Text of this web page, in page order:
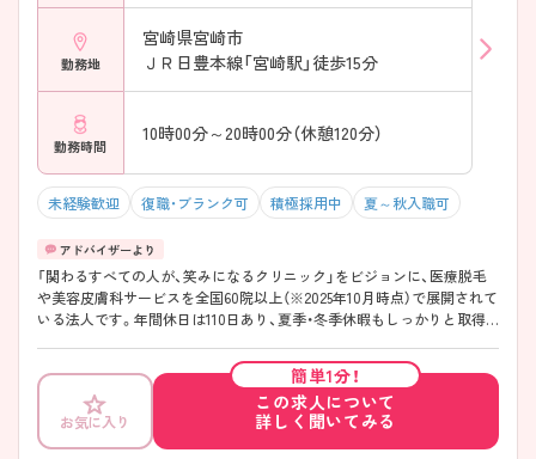
勤務地
宮崎県宮崎市
ＪＲ日豊本線「宮崎駅」徒歩15分
勤務時間
10時00分～20時00分（休憩120分）
未経験歓迎 復職・ブランク可 積極採用中 夏～秋入職可
「関わるすべての人が、笑みになるクリニック」をビジョンに、医療脱毛
や美容皮膚科サービスを全国60院以上（※2025年10月時点）で展開されて
いる法人です。年間休日は110日あり、夏季・冬季休暇もしっかりと取得
スタッフの8割以上が美容業界未経験からスタートしており、入職後は動
画研修や先輩によるマンツーマンの指導など、約1～2ヶ月かけてじっく
り学べる教育体制が整っています。産休・育休の取得・復帰実績も豊富
で、ライフステージの変化に合わせて長く安心してキャリアを築きたい
方にもおすすめです。さらに、最大90％OFFの職員割引制度や社員旅行
お気に入り
簡単1分！
この求人について
詳しく聞いてみる